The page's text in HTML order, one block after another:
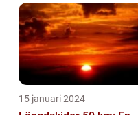
15 januari 2024